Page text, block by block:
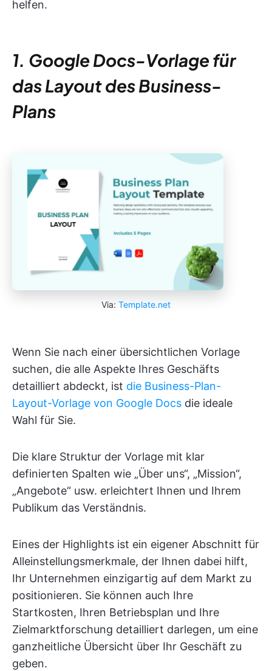
helfen.
1. Google Docs-Vorlage für
das Layout des Business-
Plans
Via: Template.net
Wenn Sie nach einer übersichtlichen Vorlage
suchen, die alle Aspekte Ihres Geschäfts
detailliert abdeckt, ist die Business-Plan-
Layout-Vorlage von Google Docs die ideale
Wahl für Sie.
Die klare Struktur der Vorlage mit klar
definierten Spalten wie „Über uns“, „Mission“,
„Angebote“ usw. erleichtert Ihnen und Ihrem
Publikum das Verständnis.
Eines der Highlights ist ein eigener Abschnitt für
Alleinstellungsmerkmale, der Ihnen dabei hilft,
Ihr Unternehmen einzigartig auf dem Markt zu
positionieren. Sie können auch Ihre
Startkosten, Ihren Betriebsplan und Ihre
Zielmarktforschung detailliert darlegen, um eine
ganzheitliche Übersicht über Ihr Geschäft zu
geben.